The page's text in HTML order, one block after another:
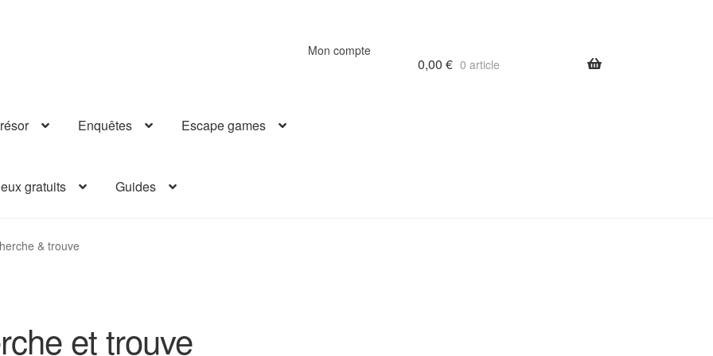
Mon compte
0,00 € 0 article
Enquêtes Escape games
gratuits Guides
& trouve
et trouve